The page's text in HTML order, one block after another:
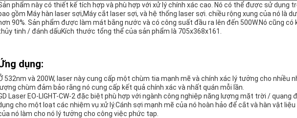
phẩm này có thiết kế tích hợp và phù hợp với xử lý chính xác cao. Nó có thể được sử dụng
gồm Máy hàn laser sợi,Máy cắt laser sợi, và hệ thống laser sợi. chiều rộng xung của nó là
90%. Sản phẩm được làm mát bằng nước và có công suất đầu ra lên đến 500W.Nó cũng có
tinh / đánh dấuKích thước tổng thể của sản phẩm là 705x368x161.
dụng:
532nm và 200W, laser này cung cấp một chùm tia mạnh mẽ và chính xác lý tưởng cho nhiều
chùm đảm bảo rằng nó cung cấp kết quả chính xác và nhất quán mỗi lần.
Laser EO-LIGHT-CW-2 đặc biệt phù hợp với ngành công nghiệp năng lượng mặt trời /
cho một loạt các nhiệm vụ xử lý.Cánh sợi mạnh mẽ của nó hoàn hảo để cắt và hàn vật
nó làm cho nó lý tưởng cho công việc phức tạp.